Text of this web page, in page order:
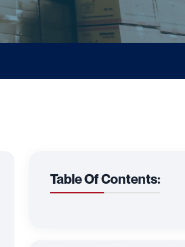
Table Of Contents: